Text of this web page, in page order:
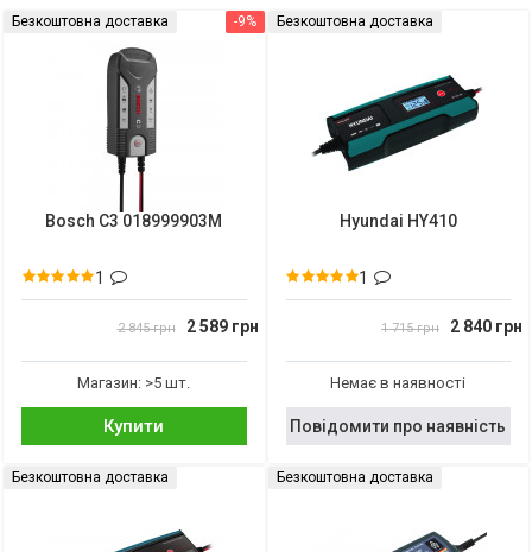
-9%
Безкоштовна доставка
Bosch C3 018999903M
1
2 845 грн 2 589 грн
Магазин: >5 шт.
Купити
Безкоштовна доставка
Hyundai HY410
1
1 715 грн 2 840 грн
Немає в наявності
Повідомити про наявність
Безкоштовна доставка Безкоштовна доставка